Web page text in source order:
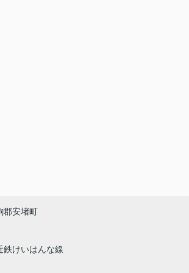
郡安堵町
鉄けいはんな線